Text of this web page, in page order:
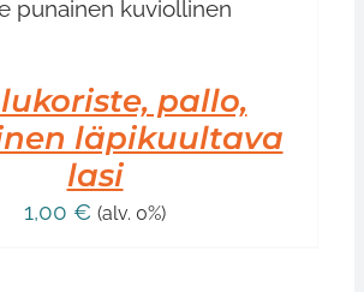
pallo,
läpikuultava
lasi
1,00 € (alv. 0%)